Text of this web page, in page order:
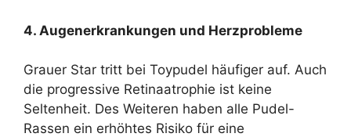
4. Augenerkrankungen und Herzprobleme
Grauer Star tritt bei Toypudel häufiger auf. Auch
die progressive Retinaatrophie ist keine
Seltenheit. Des Weiteren haben alle Pudel-
Rassen ein erhöhtes Risiko für eine